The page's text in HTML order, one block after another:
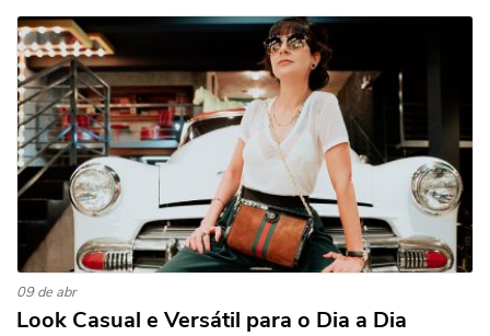
09 de abr
Look Casual e Versátil para o Dia a Dia